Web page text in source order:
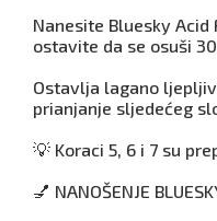
Nanesite Bluesky Acid
ostavite da se osuši
Ostavlja lagano
prianjanje sljedećeg
💡 Koraci 5, 6 i 7 su
💅 NANOŠENJE